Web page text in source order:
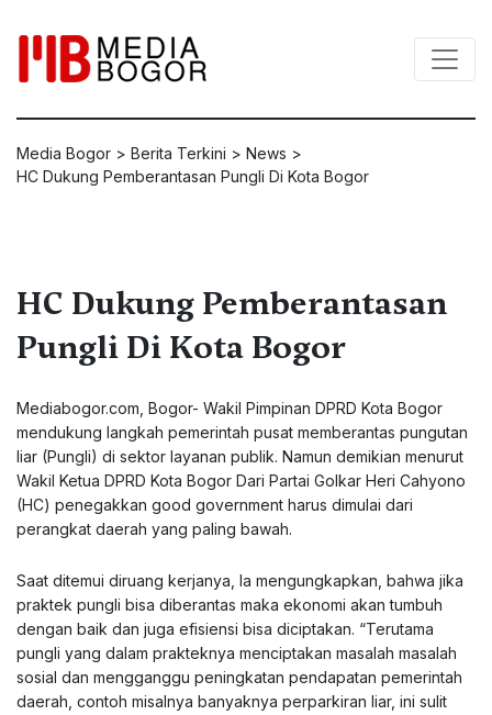
Media Bogor > Berita Terkini > News >
HC Dukung Pemberantasan Pungli Di Kota Bogor
HC Dukung Pemberantasan
Pungli Di Kota Bogor
Mediabogor.com, Bogor- Wakil Pimpinan DPRD Kota Bogor
mendukung langkah pemerintah pusat memberantas pungutan
liar (Pungli) di sektor layanan publik. Namun demikian menurut
Wakil Ketua DPRD Kota Bogor Dari Partai Golkar Heri Cahyono
(HC) penegakkan good government harus dimulai dari
perangkat daerah yang paling bawah.
Saat ditemui diruang kerjanya, Ia mengungkapkan, bahwa jika
praktek pungli bisa diberantas maka ekonomi akan tumbuh
dengan baik dan juga efisiensi bisa diciptakan. “Terutama
pungli yang dalam prakteknya menciptakan masalah masalah
sosial dan mengganggu peningkatan pendapatan pemerintah
daerah, contoh misalnya banyaknya perparkiran liar, ini sulit